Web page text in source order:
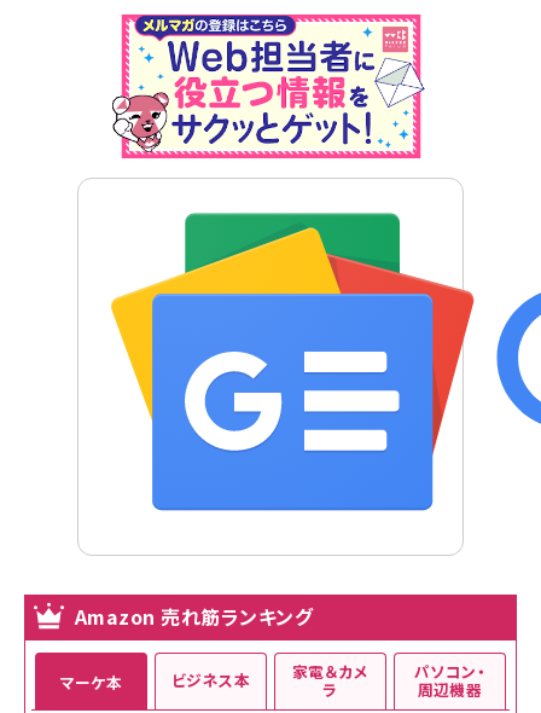
Amazon 売れ筋ランキング
マーケ本 ビジネス本 家電＆カメ
ラ
パソコン・
周辺機器